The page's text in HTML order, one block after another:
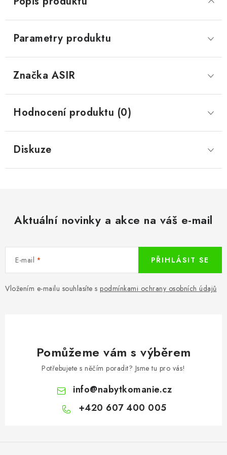
Parametry produktu
Značka ASIR
Hodnocení produktu (0)
Diskuze
Aktuální novinky a akce na váš e-mail
E-mail
Vložením e-mailu souhlasíte s podmínkami ochrany osobních údajů
PŘIHLÁSIT SE
Pomůžeme vám s výběrem
Potřebujete s něčím poradit? Jsme tu pro vás!
info@nabytkomanie.cz
+420 607 400 005